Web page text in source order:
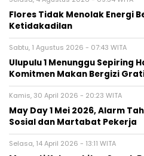
Flores Tidak Menolak Energi
Ketidakadilan
Sabtu, 1 Agustus 2026 - 07:43 WITA
Ulupulu 1 Menunggu Sepiring
Komitmen Makan Bergizi
Kamis, 30 April 2026 - 20:23 WITA
May Day 1 Mei 2026, Alarm
Sosial dan Martabat Pekerja
Selasa, 14 April 2026 - 13:11 WITA